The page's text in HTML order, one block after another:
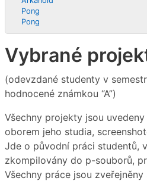
Pong
Pong
Vybrané
(odevzdané studenty v
hodnocené známkou “A”)
Všechny projekty jsou
oborem jeho studia,
Jde o původní práci studentů,
zkompilovány do p-souborů,
Všechny práce jsou zveřejněny